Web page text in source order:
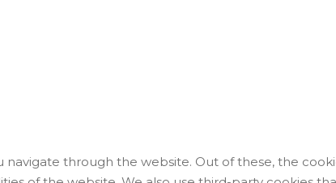
through the website. Out of these, the